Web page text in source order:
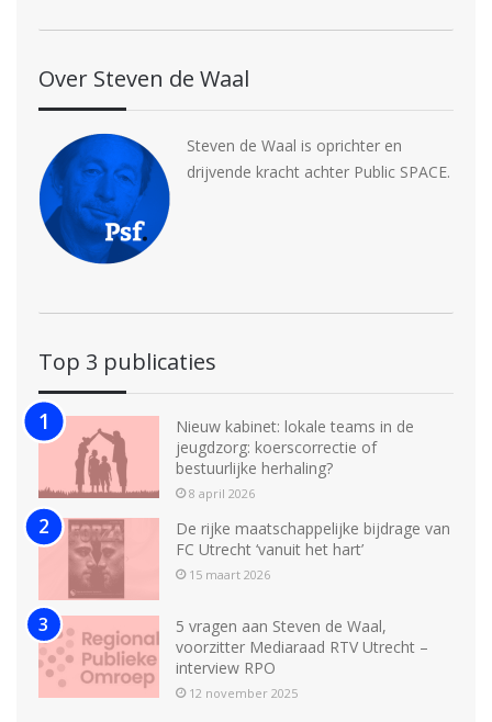
Over Steven de Waal
Steven de Waal is oprichter en
drijvende kracht achter Public SPACE.
Top 3 publicaties
Nieuw kabinet: lokale teams in de
jeugdzorg: koerscorrectie of
bestuurlijke herhaling?
8 april 2026
De rijke maatschappelijke bijdrage van
FC Utrecht ‘vanuit het hart’
15 maart 2026
5 vragen aan Steven de Waal,
voorzitter Mediaraad RTV Utrecht –
interview RPO
12 november 2025